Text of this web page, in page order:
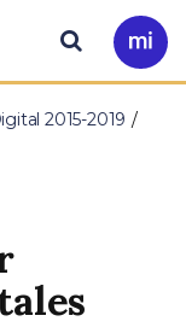
Ir
a
Buscar
2015-2019